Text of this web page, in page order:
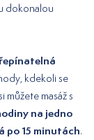
dokonalou
kdekoli se
můžete masáž s
na jedno
po 15 minutách.